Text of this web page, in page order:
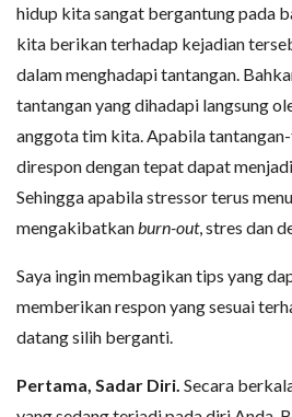
hidup kita sangat bergantung pada
kita berikan terhadap kejadian
dalam menghadapi tantangan.
tantangan yang dihadapi langsung
anggota tim kita. Apabila
direspon dengan tepat dapat
Sehingga apabila stressor terus
mengakibatkan burn-out, stres dan
Saya ingin membagikan tips yang
memberikan respon yang sesuai
datang silih berganti.
Pertama, Sadar Diri. Secara